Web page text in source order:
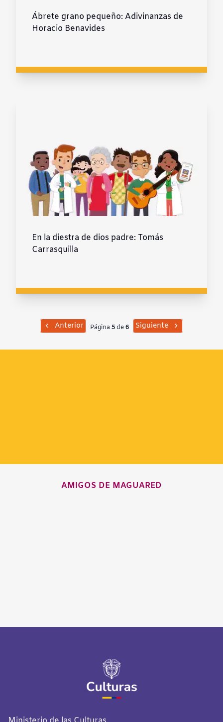
Ábrete grano pequeño: Adivinanzas de
Horacio Benavides
En la diestra de dios padre: Tomás
Carrasquilla
Anterior Página 5 de6 Siguiente
AMIGOS DE MAGUARED